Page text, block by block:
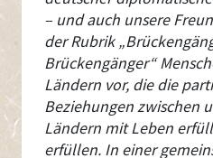
– und auch unsere
der Rubrik
Brückengänger“
Ländern vor, die die
Beziehungen zwischen
Ländern mit Leben
erfüllen. In einer